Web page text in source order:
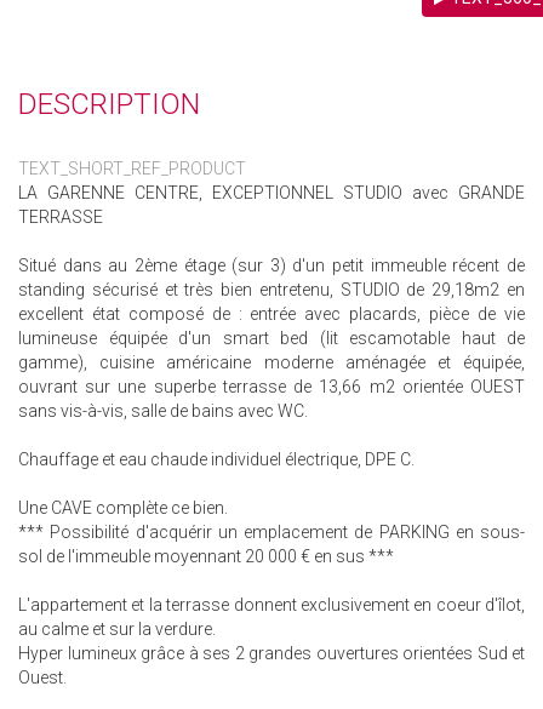
DESCRIPTION
TEXT_SHORT_REF_PRODUCT
LA GARENNE CENTRE, EXCEPTIONNEL STUDIO avec GRANDE
TERRASSE
Situé dans au 2ème étage (sur 3) d'un petit immeuble récent de
standing sécurisé et très bien entretenu, STUDIO de 29,18m2 en
excellent état composé de : entrée avec placards, pièce de vie
lumineuse équipée d'un smart bed (lit escamotable haut de
gamme), cuisine américaine moderne aménagée et équipée,
ouvrant sur une superbe terrasse de 13,66 m2 orientée OUEST
sans vis-à-vis, salle de bains avec WC.
Chauffage et eau chaude individuel électrique, DPE C.
Une CAVE complète ce bien.
*** Possibilité d'acquérir un emplacement de PARKING en sous-
sol de l'immeuble moyennant 20 000 € en sus ***
L'appartement et la terrasse donnent exclusivement en coeur d'îlot,
au calme et sur la verdure.
Hyper lumineux grâce à ses 2 grandes ouvertures orientées Sud et
Ouest.